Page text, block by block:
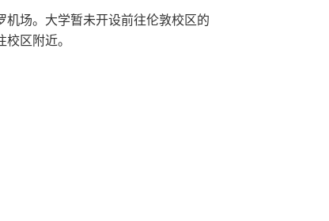
场。大学暂未开设前往伦敦校区的
区附近。